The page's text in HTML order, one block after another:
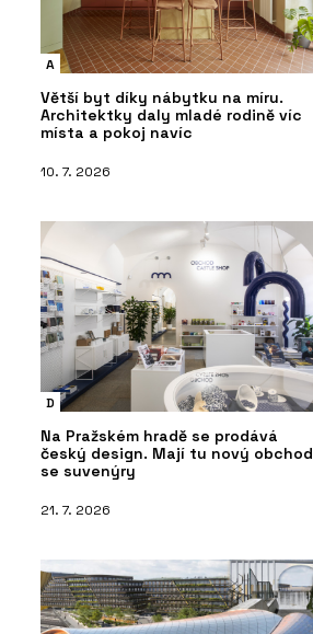
A
Větší byt díky nábytku na míru.
Architektky daly mladé rodině víc
místa a pokoj navíc
10. 7. 2026
D
Na Pražském hradě se prodává
český design. Mají tu nový obchod
se suvenýry
21. 7. 2026